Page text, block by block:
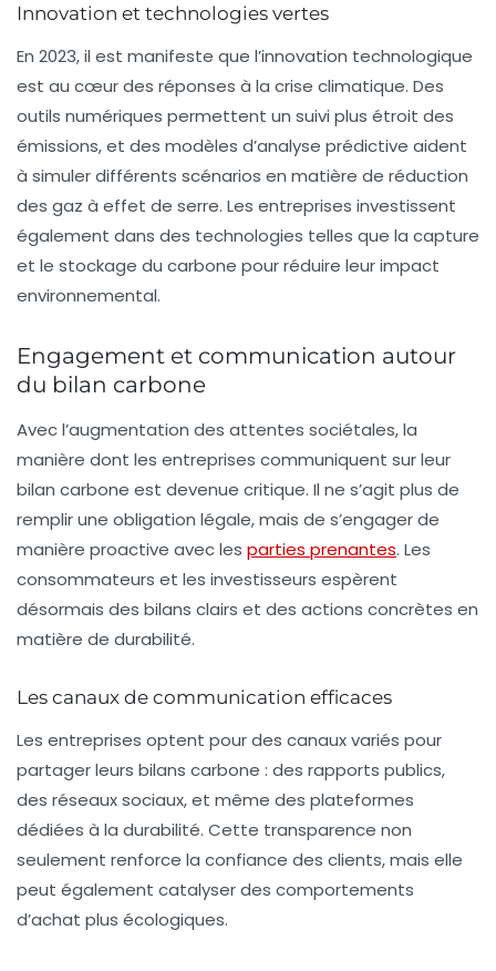
Innovation et technologies vertes
En 2023, il est manifeste que l’innovation technologique
est au cœur des réponses à la crise climatique. Des
outils numériques permettent un suivi plus étroit des
émissions, et des modèles d’analyse prédictive aident
à simuler différents scénarios en matière de réduction
des gaz à effet de serre. Les entreprises investissent
également dans des technologies telles que la capture
et le stockage du carbone pour réduire leur impact
environnemental.
Engagement et communication autour
du bilan carbone
Avec l’augmentation des attentes sociétales, la
manière dont les entreprises communiquent sur leur
bilan carbone est devenue critique. Il ne s’agit plus de
remplir une obligation légale, mais de s’engager de
manière proactive avec les parties prenantes. Les
consommateurs et les investisseurs espèrent
désormais des bilans clairs et des actions concrètes en
matière de durabilité.
Les canaux de communication efficaces
Les entreprises optent pour des canaux variés pour
partager leurs bilans carbone : des rapports publics,
des réseaux sociaux, et même des plateformes
dédiées à la durabilité. Cette transparence non
seulement renforce la confiance des clients, mais elle
peut également catalyser des comportements
d’achat plus écologiques.